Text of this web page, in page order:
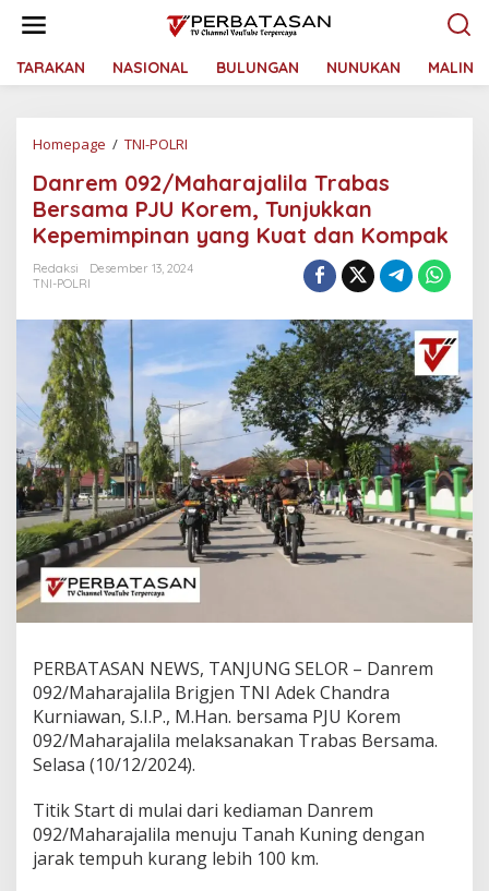
t
TARAKAN NASIONAL BULUNGAN NUNUKAN
Homepage / TNI-POLRI
n
r
e
m
0
/
a
a
a
j
a
l
i
l
a
T
r
s
B
e
r
s
a
a
P
J
U
Danrem 092/Maharajalila Trabas
Bersama PJU Korem, Tunjukkan
Kepemimpinan yang Kuat dan Kompak
Redaksi
Desember 13, 2024
TNI-POLRI
PERBATASAN NEWS, TANJUNG SELOR – Danrem
092/Maharajalila Brigjen TNI Adek Chandra
Kurniawan, S.I.P., M.Han. bersama PJU Korem
092/Maharajalila melaksanakan Trabas Bersama.
Selasa (10/12/2024).
Titik Start di mulai dari kediaman Danrem
092/Maharajalila menuju Tanah Kuning dengan
jarak tempuh kurang lebih 100 km.